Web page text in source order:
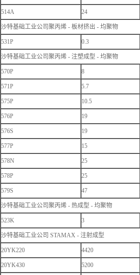
514A 24
沙特基础工业公司聚丙烯 - 板材挤出 - 均聚物
531P 0.3
沙特基础工业公司聚丙烯 - 注塑成型 - 均聚物
570P 8
571P 5.7
575P 10.5
576P 19
576S 19
577P 15
578N 25
578P 25
579S 47
沙特基础工业公司聚丙烯 - 热成型 - 均聚物
523K 3
沙特基础工业公司 STAMAX - 注射成型
20YK220 4420
20YK430 5200